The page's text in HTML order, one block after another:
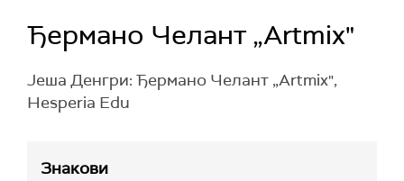
Ђермано Челант „Artmix"
Јеша Денгри: Ђермано Челант „Artmix",
Hesperia Edu
Знакови